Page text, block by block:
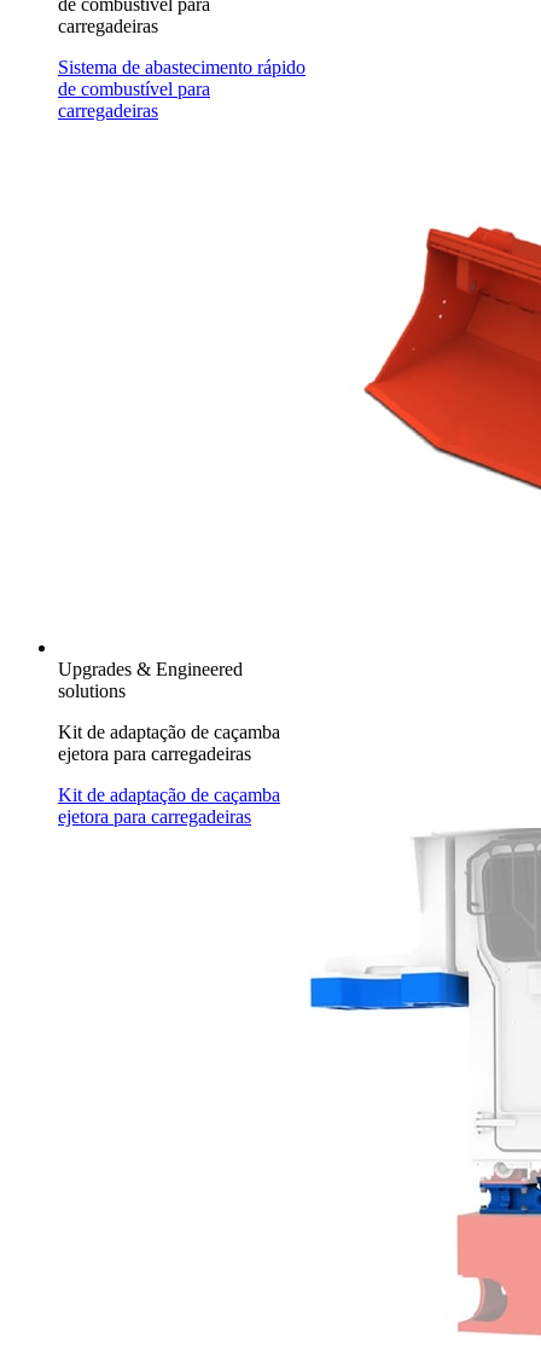
de combustível para
carregadeiras
Sistema de abastecimento rápido
de combustível para
carregadeiras
Upgrades & Engineered
solutions
Kit de adaptação de caçamba
ejetora para carregadeiras
Kit de adaptação de caçamba
ejetora para carregadeiras